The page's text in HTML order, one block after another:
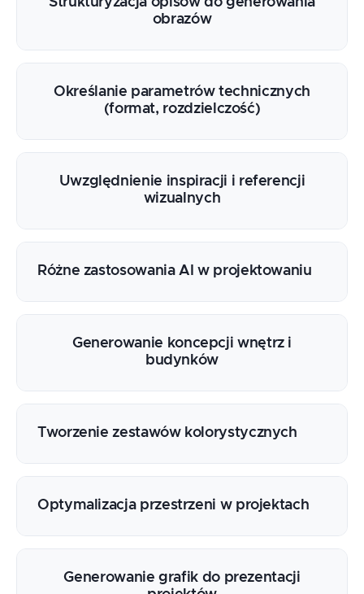
obrazów
Określanie parametrów technicznych
(format, rozdzielczość)
Uwzględnienie inspiracji i referencji
wizualnych
Różne zastosowania AI w projektowaniu
Generowanie koncepcji wnętrz i
budynków
Tworzenie zestawów kolorystycznych
Optymalizacja przestrzeni w projektach
Generowanie grafik do prezentacji